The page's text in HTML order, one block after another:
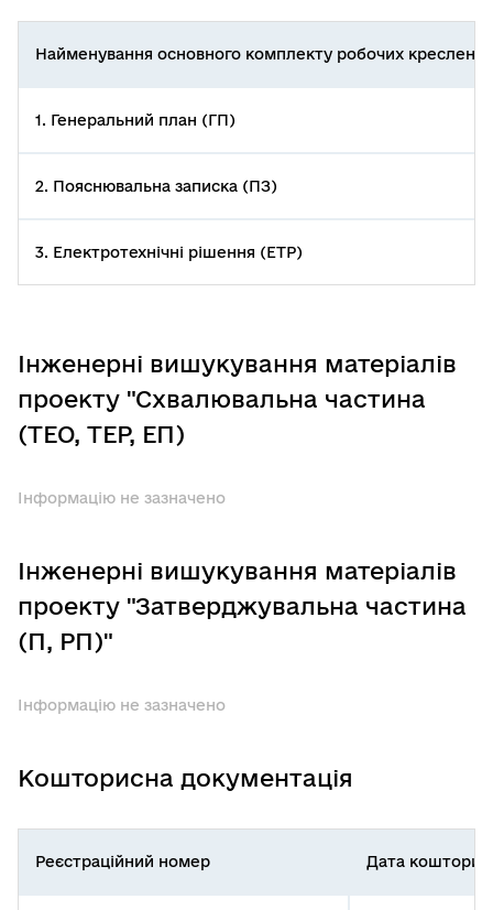
Найменування основного комплекту робочих креслень
1. Генеральний план (ГП)
2. Пояснювальна записка (ПЗ)
3. Електротехнічні рішення (ЕТР)
Інженерні вишукування матеріалів
проекту "Схвалювальна частина
(ТЕО, ТЕР, ЕП)
Інформацію не зазначено
Інженерні вишукування матеріалів
проекту "Затверджувальна частина
(П, РП)"
Інформацію не зазначено
Кошторисна документація
Реєстраційний номер Дата